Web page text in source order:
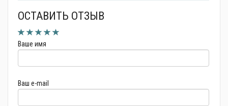
ОСТАВИТЬ ОТЗЫВ
Ваше имя
Ваш e-mail